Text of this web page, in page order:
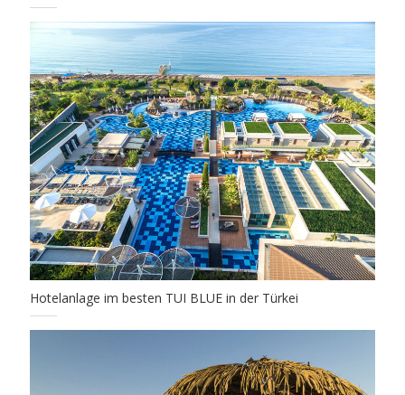
Hotelanlage im besten TUI BLUE in der Türkei